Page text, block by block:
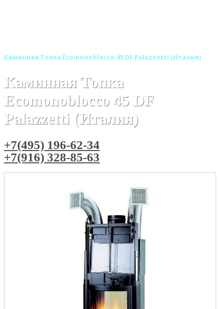
Каминная Топка Ecomonoblocco 45 DF Palazzetti (Италия)
Каминная Топка
Ecomonoblocco 45 DF
Palazzetti (Италия)
+7(495) 196-62-34
+7(916) 328-85-63